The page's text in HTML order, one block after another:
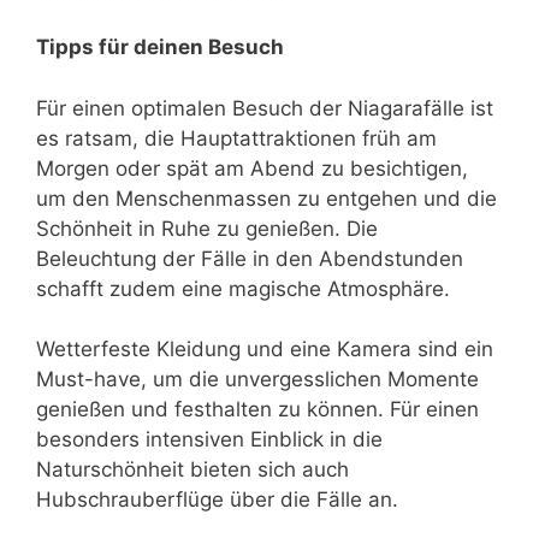
Tipps für deinen Besuch
Für einen optimalen Besuch der Niagarafälle ist
es ratsam, die Hauptattraktionen früh am
Morgen oder spät am Abend zu besichtigen,
um den Menschenmassen zu entgehen und die
Schönheit in Ruhe zu genießen. Die
Beleuchtung der Fälle in den Abendstunden
schafft zudem eine magische Atmosphäre.
Wetterfeste Kleidung und eine Kamera sind ein
Must-have, um die unvergesslichen Momente
genießen und festhalten zu können. Für einen
besonders intensiven Einblick in die
Naturschönheit bieten sich auch
Hubschrauberflüge über die Fälle an.